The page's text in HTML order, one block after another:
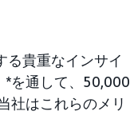
る貴重なインサイ
*を通して、50,000
社はこれらのメリ